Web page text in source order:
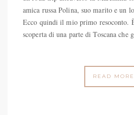
amica russa Polina, suo marito e un
Ecco quindi il mio primo resoconto.
scoperta di una parte di Toscana che
READ MORE